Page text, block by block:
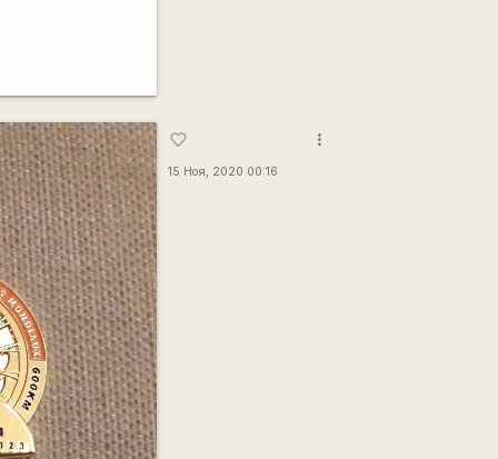
favorite_border
15 Ноя, 2020 00:16
more_vert